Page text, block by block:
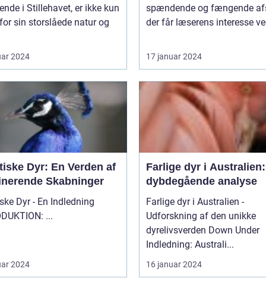
i Stillehavet, er ikke kun
sin storslåede natur og
2024
spændende og fængende
der får læserens interesse
17 januar 2024
Dyr: En Verden af
Skabninger
Dyr - En Indledning
INTRODUKTION: ...
2024
Farlige dyr i
dybdegående analyse
Farlige dyr i Australien -
Udforskning af den unikke
dyrelivsverden Down Under
Indledning: Australi...
16 januar 2024